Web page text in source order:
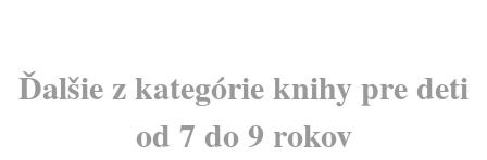
Ďalšie z kategórie knihy pre deti
od 7 do 9 rokov